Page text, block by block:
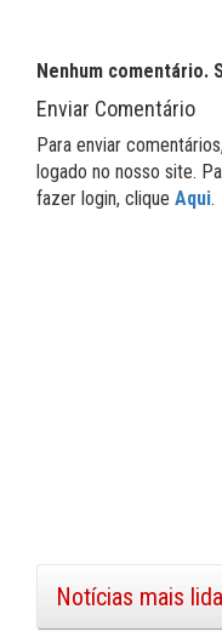
Nenhum comentário.
Enviar Comentário
Para enviar
logado no nosso site.
fazer login, clique Aqui.
Notícias mais